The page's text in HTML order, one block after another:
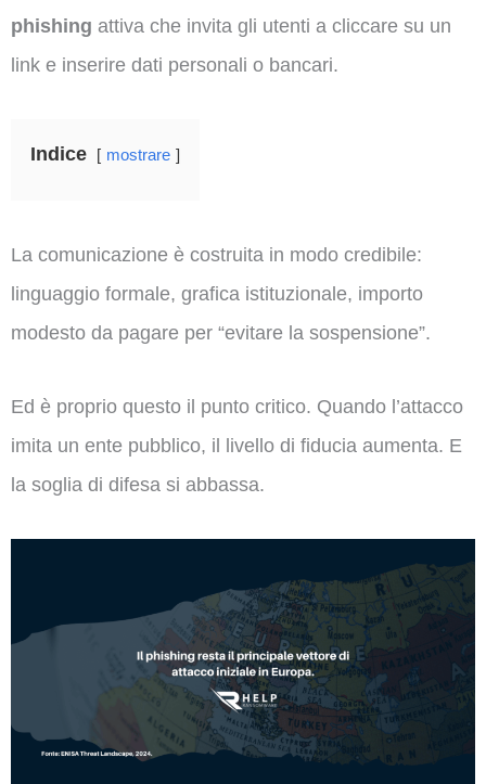
phishing attiva che invita gli utenti a cliccare su un
link e inserire dati personali o bancari.
Indice mostrare
La comunicazione è costruita in modo credibile:
linguaggio formale, grafica istituzionale, importo
modesto da pagare per “evitare la sospensione”.
Ed è proprio questo il punto critico. Quando l’attacco
imita un ente pubblico, il livello di fiducia aumenta. E
la soglia di difesa si abbassa.